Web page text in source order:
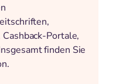
Portale,
finden Sie